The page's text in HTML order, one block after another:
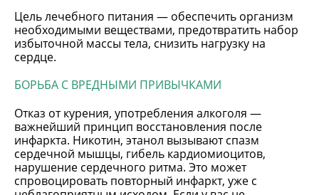
Цель лечебного питания — обеспечить организм
необходимыми веществами, предотвратить набор
избыточной массы тела, снизить нагрузку на
сердце.
БОРЬБА С ВРЕДНЫМИ ПРИВЫЧКАМИ
Отказ от курения, употребления алкоголя —
важнейший принцип восстановления после
инфаркта. Никотин, этанол вызывают спазм
сердечной мышцы, гибель кардиомиоцитов,
нарушение сердечного ритма. Это может
спровоцировать повторный инфаркт, уже с